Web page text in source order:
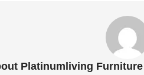
Platinumliving